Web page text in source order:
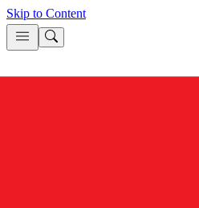
Skip to Content